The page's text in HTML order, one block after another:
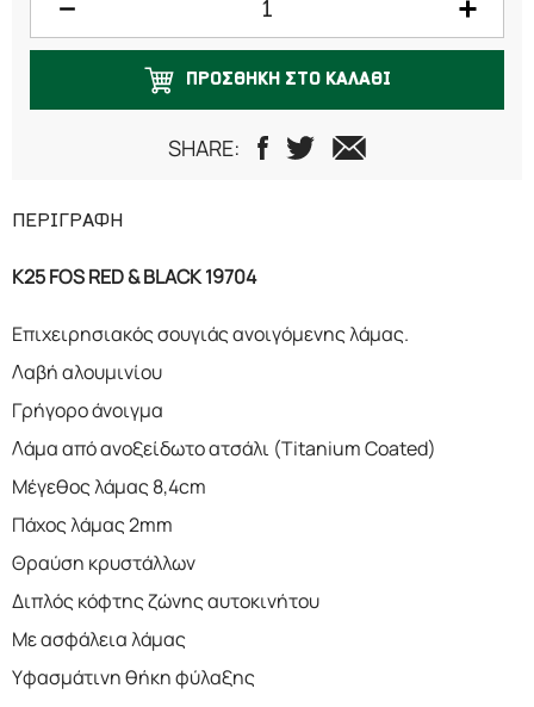
ΠΡΟΣΘΗΚΗ ΣΤΟ ΚΑΛΑΘΙ
SHARE:
ΠΕΡΙΓΡΑΦΗ
K25 FOS RED & BLACK 19704
Επιχειρησιακός σουγιάς ανοιγόμενης λάμας.
Λαβή αλουμινίου
Γρήγορο άνοιγμα
Λάμα από ανοξείδωτο ατσάλι (Titanium Coated)
Μέγεθος λάμας 8,4cm
Πάχος λάμας 2mm
Θραύση κρυστάλλων
Διπλός κόφτης ζώνης αυτοκινήτου
Με ασφάλεια λάμας
Υφασμάτινη θήκη φύλαξης